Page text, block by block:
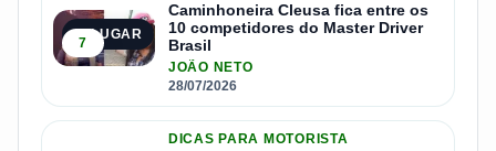
4º LUGAR
7
Caminhoneira Cleusa fica entre os
10 competidores do Master Driver
Brasil
JOÃO NETO
28/07/2026
DICAS PARA MOTORISTA